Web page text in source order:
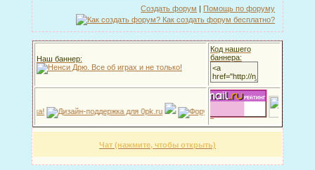
Создать форум Помощь по форуму
Наш баннер:
Код нашего
баннера:
Чат (нажмите, чтобы открыть)